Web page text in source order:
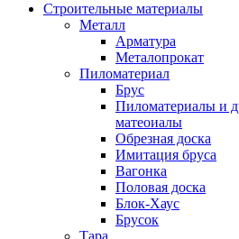
Строительные материалы
Металл
Арматура
Металопрокат
Пиломатериал
Брус
Пиломатериалы и
матеоиалы
Обрезная доска
Имитация бруса
Вагонка
Половая доска
Блок-Хаус
Брусок
Тара